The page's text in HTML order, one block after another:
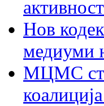
Нов
медиуми
МЦМС